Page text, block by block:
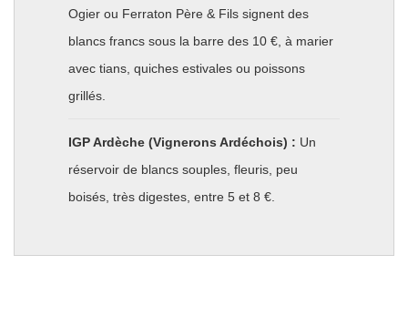
Ogier ou Ferraton Père & Fils signent des
blancs francs sous la barre des 10 €, à marier
avec tians, quiches estivales ou poissons
grillés.
IGP Ardèche (Vignerons Ardéchois) : Un
réservoir de blancs souples, fleuris, peu
boisés, très digestes, entre 5 et 8 €.